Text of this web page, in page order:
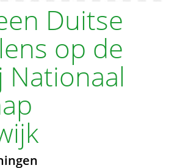
Duitse
op de
Nationaal